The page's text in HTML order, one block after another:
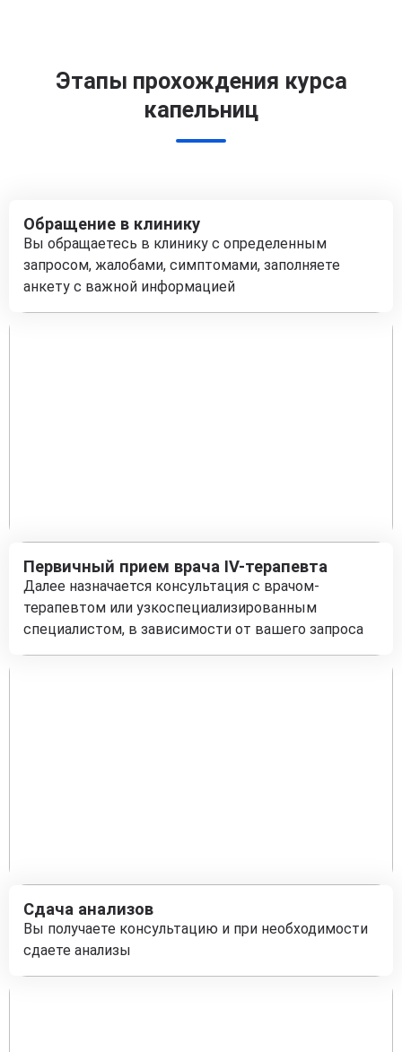
Этапы прохождения курса
капельниц
Обращение в клинику
Вы обращаетесь в клинику с определенным
запросом, жалобами, симптомами, заполняете
анкету с важной информацией
Первичный прием врача IV-терапевта
Далее назначается консультация с врачом-
терапевтом или узкоспециализированным
специалистом, в зависимости от вашего запроса
Сдача анализов
Вы получаете консультацию и при необходимости
сдаете анализы